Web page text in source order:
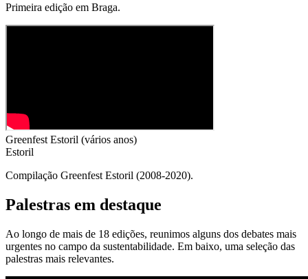
Primeira edição em Braga.
Greenfest Estoril (vários anos)
Estoril
Compilação Greenfest Estoril (2008-2020).
Palestras em destaque
Ao longo de mais de 18 edições, reunimos alguns dos debates mais
urgentes no campo da sustentabilidade. Em baixo, uma seleção das
palestras mais relevantes.